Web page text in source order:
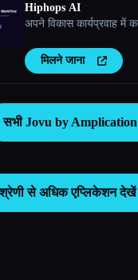
Hiphops AI
अपने विकास कार्यप्रवाह में
मिलने जाना
सभी Jovu by
श्रेणी से अधिक एप्लिकेशन देखें